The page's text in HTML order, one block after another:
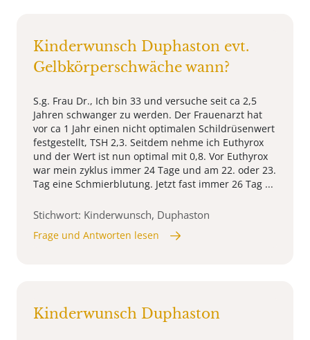
Kinderwunsch Duphaston evt.
Gelbkörperschwäche wann?
S.g. Frau Dr., Ich bin 33 und versuche seit ca 2,5
Jahren schwanger zu werden. Der Frauenarzt hat
vor ca 1 Jahr einen nicht optimalen Schildrüsenwert
festgestellt, TSH 2,3. Seitdem nehme ich Euthyrox
und der Wert ist nun optimal mit 0,8. Vor Euthyrox
war mein zyklus immer 24 Tage und am 22. oder 23.
Tag eine Schmierblutung. Jetzt fast immer 26 Tag ...
Stichwort: Kinderwunsch, Duphaston
Frage und Antworten lesen
Kinderwunsch Duphaston